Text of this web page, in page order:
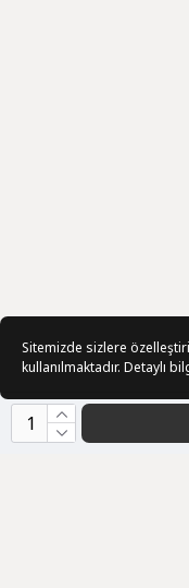
Sitemizde sizlere
kullanılmaktadır. Detaylı